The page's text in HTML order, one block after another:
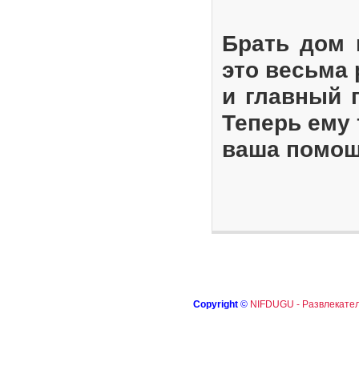
Брать дом
это весьма
и главный
Теперь ему
ваша
Copyright © NIFDUGU -